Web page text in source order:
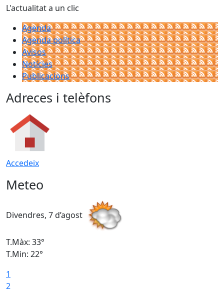
L'actualitat a un clic
Agenda
Agenda política
Avisos
Notícies
Publicacions
Adreces i telèfons
Accedeix
Meteo
Divendres, 7 d’agost
T.Màx: 33°
T.Min: 22°
1
2